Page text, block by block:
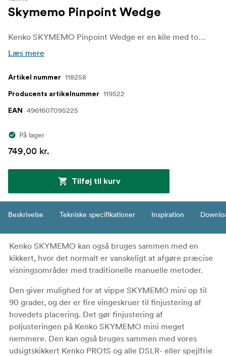
Skymemo Pinpoint Wedge
Kenko SKYMEMO Pinpoint Wedge er en kile med to akser til finjustering af højde og retning. Kilen er bedst til astro- og makrofotografi, der kræver nøjagtige indstillinger af udstyret.
Læs mere
Artikel nummer 118258
Producents artikelnummer 119522
EAN 4961607095225
På lager
749,00 kr.
Tilføj til kurv
Beskrivelse Tekniske specifikationer Inspiration
Kenko SKYMEMO kan også bruges sammen med en
kikkert, hvor det normalt er vanskeligt at afgøre præcise
visningsområder med traditionelle manuelle metoder.
Den giver mulighed for at vippe SKYMEMO mini op til
90 grader, og der er fire vingeskruer til finjustering af
hovedets placering. Det gør finjustering af
poljusteringen på Kenko SKYMEMO mini meget
nemmere. Den kan også bruges sammen med vores
udsigtskikkert Kenko PRO1S og alle DSLR- eller spejlfrie